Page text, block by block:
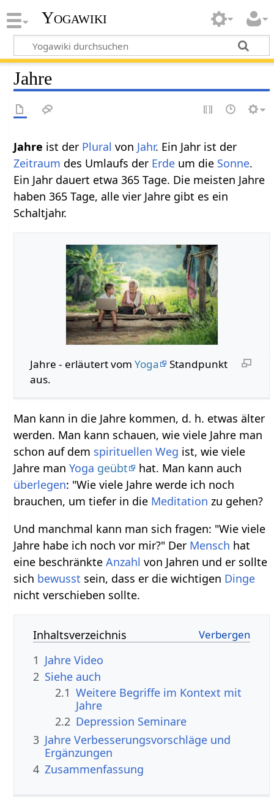
Yogawiki
Jahre
ist der Plural von Jahr. Ein Jahr ist der
Zeitraum des Umlaufs der Erde um die Sonne.
Ein Jahr dauert etwa 365 Tage. Die meisten Jahre
haben 365 Tage, alle vier Jahre gibt es ein
Schaltjahr.
Jahre‏‎ - erläutert vom Yoga
Standpunkt
aus.
Man kann in die Jahre kommen, d. h. etwas älter
werden. Man kann schauen, wie viele Jahre man
schon auf dem spirituellen Weg ist, wie viele
Jahre manYoga geübt
hat. Man kann auch
überlegen: "Wie viele Jahre werde ich noch
brauchen, um tiefer in die Meditation zu gehen?
Und manchmal kann man sich fragen: "Wie viele
Jahre habe ich noch vor mir?" Der Mensch hat
eine beschränkteAnzahl von Jahren und er sollte
sich bewusst sein, dass er die wichtigen Dinge
nicht verschieben sollte.
Inhaltsverzeichnis
1
Jahre‏‎ Video
2 Siehe auch
2.1 Weitere Begriffe im Kontext mit
2.2 Depression Seminare
3 Jahre‏‎ Verbesserungsvorschläge und
Ergänzungen
4 Zusammenfassung